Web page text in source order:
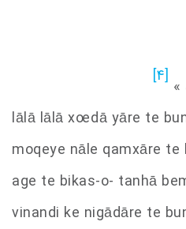
»
[4]
lālā lālā xoedā yāre te
moqeye nāle qamxāre te
age te bikas-o- tanhā
vinandi ke nigādāre te